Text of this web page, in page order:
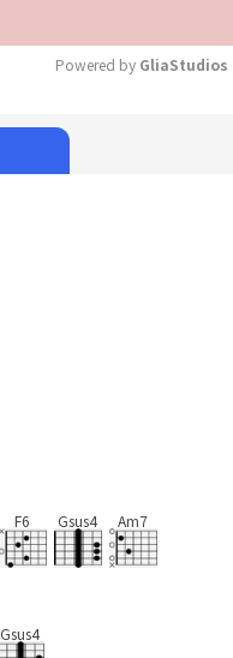
Powered by GliaStudios
F6 Gsus4 Am7
Gsus4